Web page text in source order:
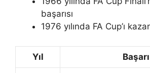
başarısı
1976 yılında FA Cup’ı
Yıl Başarı